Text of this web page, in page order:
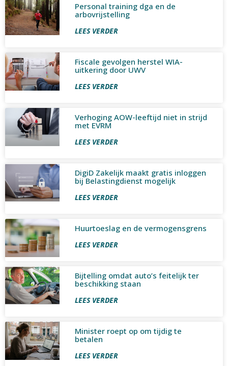
Personal training dga en de
arbovrijstelling
LEES VERDER
Fiscale gevolgen herstel WIA-
uitkering door UWV
LEES VERDER
Verhoging AOW-leeftijd niet in strijd
met EVRM
LEES VERDER
DigiD Zakelijk maakt gratis inloggen
bij Belastingdienst mogelijk
LEES VERDER
Huurtoeslag en de vermogensgrens
LEES VERDER
Bijtelling omdat auto’s feitelijk ter
beschikking staan
LEES VERDER
Minister roept op om tijdig te
betalen
LEES VERDER